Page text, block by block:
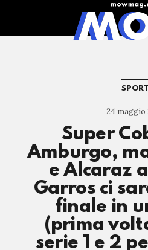
SPORT
24 maggio
Super
Amburgo,
e Alcaraz
Garros ci
finale in
(prima
serie 1 e 2